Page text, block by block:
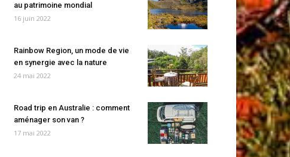
au patrimoine mondial
16 juin 2022
Rainbow Region, un mode de vie
en synergie avec la nature
24 mai 2022
Road trip en Australie : comment
aménager son van ?
17 mai 2022